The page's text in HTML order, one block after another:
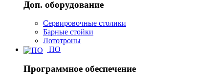
Доп. оборудование
Сервировочные столики
Барные стойки
Лототроны
ПО
Программное обеспечение